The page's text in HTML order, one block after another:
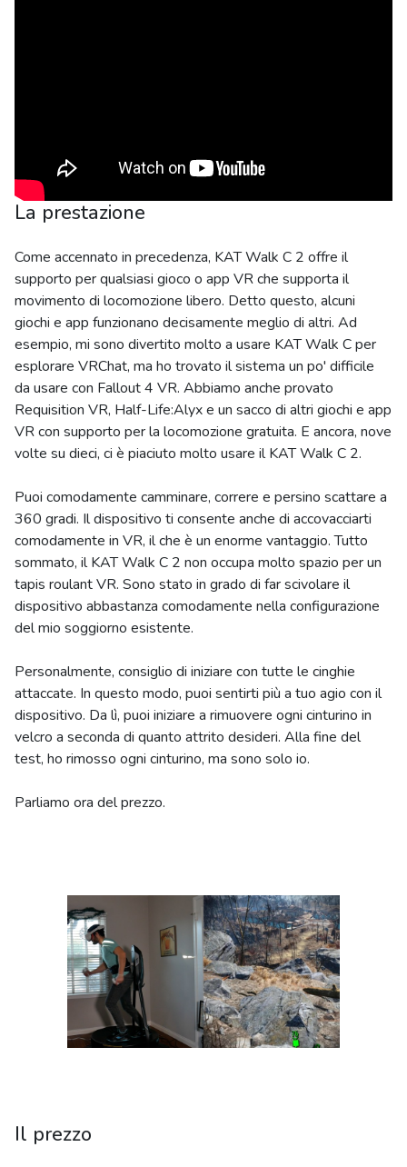
La prestazione
Come accennato in precedenza, KAT Walk C 2 offre il
supporto per qualsiasi gioco o app VR che supporta il
movimento di locomozione libero. Detto questo, alcuni
giochi e app funzionano decisamente meglio di altri. Ad
esempio, mi sono divertito molto a usare KAT Walk C per
esplorare VRChat, ma ho trovato il sistema un po' difficile
da usare con Fallout 4 VR. Abbiamo anche provato
Requisition VR, Half-Life:Alyx e un sacco di altri giochi e app
VR con supporto per la locomozione gratuita. E ancora, nove
volte su dieci, ci è piaciuto molto usare il KAT Walk C 2.
Puoi comodamente camminare, correre e persino scattare a
360 gradi. Il dispositivo ti consente anche di accovacciarti
comodamente in VR, il che è un enorme vantaggio. Tutto
sommato, il KAT Walk C 2 non occupa molto spazio per un
tapis roulant VR. Sono stato in grado di far scivolare il
dispositivo abbastanza comodamente nella configurazione
del mio soggiorno esistente.
Personalmente, consiglio di iniziare con tutte le cinghie
attaccate. In questo modo, puoi sentirti più a tuo agio con il
dispositivo. Da lì, puoi iniziare a rimuovere ogni cinturino in
velcro a seconda di quanto attrito desideri. Alla fine del
test, ho rimosso ogni cinturino, ma sono solo io.
Parliamo ora del prezzo.
Il prezzo